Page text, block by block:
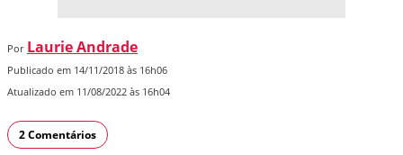
Por Laurie Andrade
Publicado em 14/11/2018 às 16h06
Atualizado em 11/08/2022 às 16h04
2 Comentários